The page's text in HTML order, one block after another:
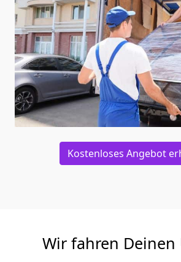
Kostenloses Angebot
Wir fahren Deinen